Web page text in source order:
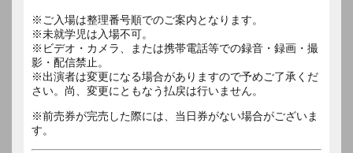
※ご入場は整理番号順でのご案内となります。
※未就学児は入場不可。
※ビデオ・カメラ、または携帯電話等での録音・録画・撮
影・配信禁止。
※出演者は変更になる場合がありますので予めご了承くだ
さい。尚、変更にともなう払戻は行いません。
※前売券が完売した際には、当日券がない場合がございま
す。